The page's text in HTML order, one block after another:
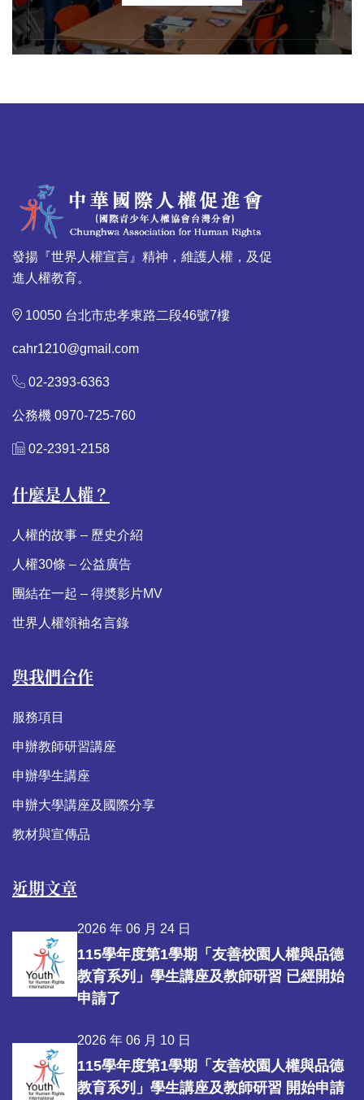
發揚『世界人權宣言』精神，維護人權，及促
進人權教育。
10050 台北市忠孝東路二段46號7樓
cahr1210@gmail.com
02-2393-6363
公務機 0970-725-760
02-2391-2158
什麼是人權？
人權的故事 – 歷史介紹
人權30條 – 公益廣告
團結在一起 – 得奬影片MV
世界人權領袖名言錄
與我們合作
服務項目
申辦教師研習講座
申辦學生講座
申辦大學講座及國際分享
教材與宣傳品
近期文章
2026 年 06 月 24 日
115學年度第1學期「友善校園人權與品德
教育系列」學生講座及教師研習 已經開始
申請了
2026 年 06 月 10 日
115學年度第1學期「友善校園人權與品德
教育系列」學生講座及教師研習 開始申請